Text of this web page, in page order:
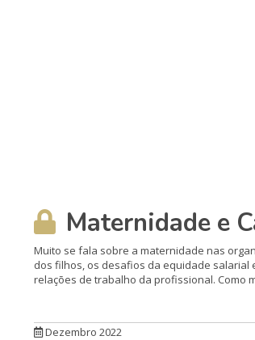
Maternidade e
Muito se fala sobre a maternidade nas
dos filhos, os desafios da equidade
relações de trabalho da profissional. Como
Dezembro 2022